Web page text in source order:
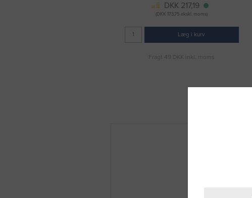
DKK 217,19
(DKK 173,75 ekskl. moms)
Læg i kurv
Fragt 49 DKK inkl. moms